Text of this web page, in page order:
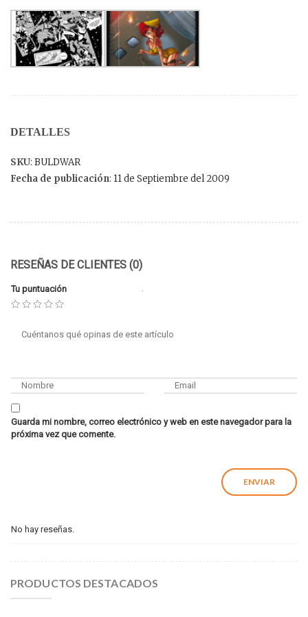
DETALLES
SKU: BULDWAR
Fecha de publicación: 11 de Septiembre del 2009
RESEÑAS DE CLIENTES (0)
Tu puntuación
Guarda mi nombre, correo electrónico y web en este navegador para la
próxima vez que comente.
No hay reseñas.
PRODUCTOS DESTACADOS